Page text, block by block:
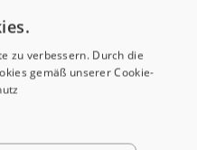
zu verbessern. Durch die
gemäß unserer Cookie-